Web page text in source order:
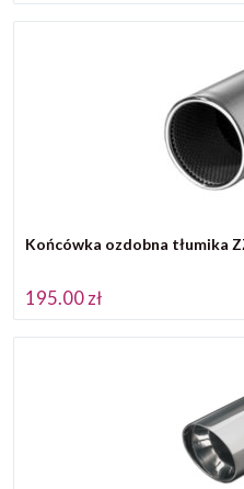
Końcówka ozdobna tłumika
195.00 zł